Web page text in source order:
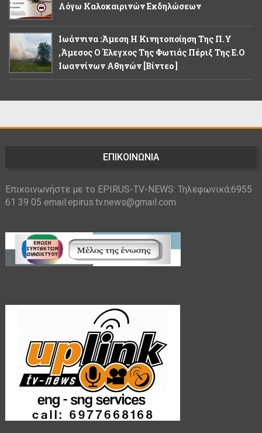
Λόγω Καλοκαιρινών Εκδηλώσεων
Ιωάννινα :Άμεση Η Κινητοποίηση Της Π.Υ
,άμεσος Ο Έλεγχος Της Φωτιάς Πέριξ Της Ε.Ο
Ιωαννίνων Αθηνών [βίντεο ]
ΕΠΙΚΟΙΝΩΝΙΑ
Επικοινωνήστε με το EPIRUS-TV-NEWS: Τηλεφωνικά:6955
61 39 05 email:epirus.tv.news@gmail.com